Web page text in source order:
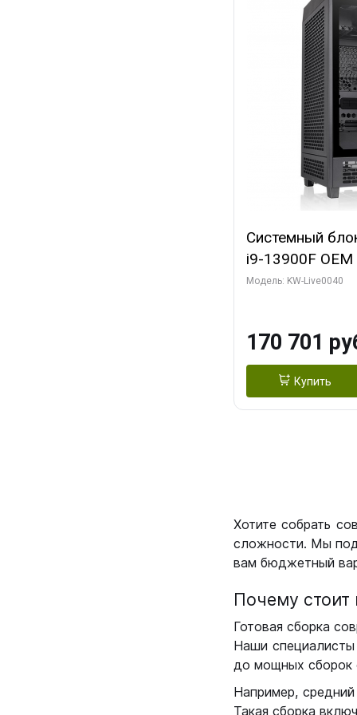
Системный
i9-13900F OEM
7, Efficient-co/
3xDP HD/ 960
Модель: KW-Live0040
170 701
Купить
Хотите собрать
сложности. Мы
вам бюджетный
Почему стоит
Готовая сборка
Наши
до мощных сборок
Например,
Такая сборка